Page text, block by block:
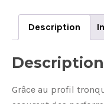
Description
Description
Grâce au profil